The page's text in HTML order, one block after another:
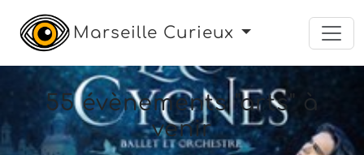
Marseille Curieux
55 évènements "arts" à
venir